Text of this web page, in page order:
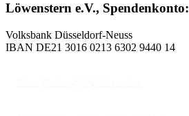
Löwenstern e.V., Spendenkonto:
Volksbank Düsseldorf-Neuss
IBAN DE21 3016 0213 6302 9440 14